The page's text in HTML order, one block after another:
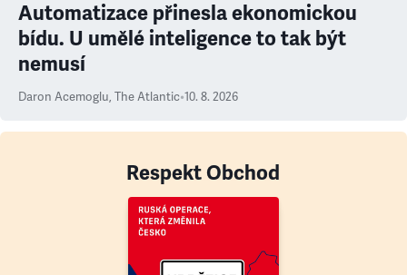
Automatizace přinesla ekonomickou
bídu. U umělé inteligence to tak být
nemusí
Daron Acemoglu, The Atlantic•10. 8. 2026
Respekt Obchod